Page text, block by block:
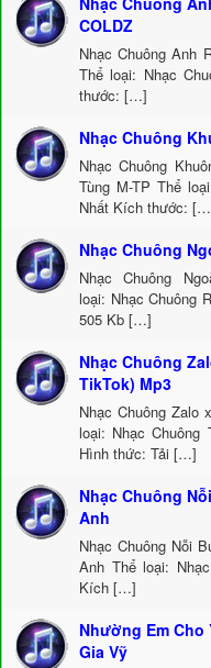
COLDZ
Nhạc Chuông Anh
Thể loại: Nhạc
thước: […]
Nhạc Chuông
Nhạc Chuông
Tùng M-TP Thể
Nhất Kích thước:
Nhạc Chuông
Nhạc Chuông
loại: Nhạc Chuông
505 Kb […]
Nhạc Chuông
TikTok) Mp3
Nhạc Chuông Zalo
loại: Nhạc
Hình thức: Tải […]
Nhạc Chuông
Anh
Nhạc Chuông Nỗi
Anh Thể loại:
Kích […]
Nhường Em Cho
Gia Vỹ